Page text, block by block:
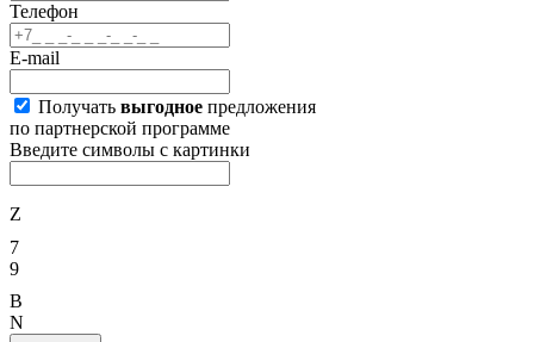
Телефон
E-mail
Получать выгодное предложения
по партнерской программе
Введите символы с картинки
Z
7
9
B
N